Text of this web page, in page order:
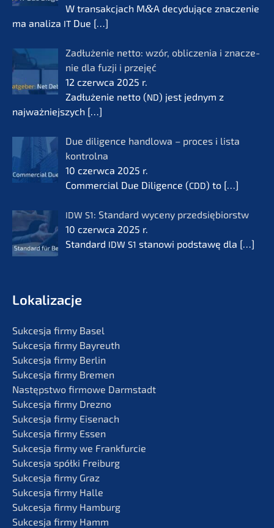
W transak­c­jach M&A decydu­jące znacze­nie
ma anali­za IT Due […]
Zadłuże­nie netto: wzór, oblic­ze­nia i znacze­
nie dla fuzji i przejęć
12 czerw­ca 2025 r.
Zadłuże­nie netto (ND) jest jednym z
najważ­nie­js­zych […]
Due diligence handlo­wa – proces i lista
kontrol­na
10 czerw­ca 2025 r.
Commer­cial Due Diligence (CDD) to […]
IDW S1: Standard wyceny przedsię­bi­orstw
10 czerw­ca 2025 r.
Standard IDW S1 stanowi podsta­wę dla […]
Lokali­zac­je
Sukces­ja firmy Basel
Sukces­ja firmy Bayreuth
Sukces­ja firmy Berlin
Sukces­ja firmy Bremen
Następst­wo firmo­we Darmstadt
Sukces­ja firmy Drezno
Sukces­ja firmy Eisenach
Sukces­ja firmy Essen
Sukces­ja firmy we Frankfurcie
Sukces­ja spółki Freiburg
Sukces­ja firmy Graz
Sukces­ja firmy Halle
Sukces­ja firmy Hamburg
Sukces­ja firmy Hamm